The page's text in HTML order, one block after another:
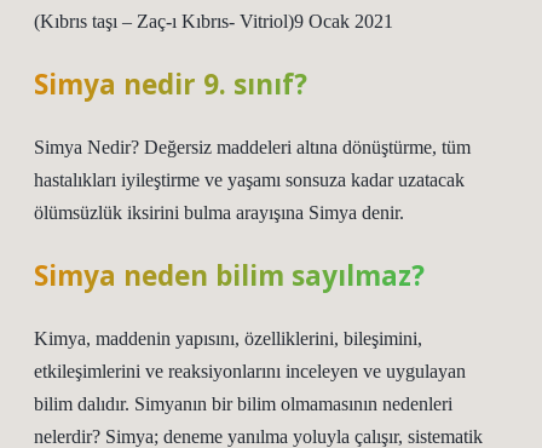
(Kıbrıs taşı – Zaç-ı Kıbrıs- Vitriol)9 Ocak 2021
Simya nedir 9. sınıf?
Simya Nedir? Değersiz maddeleri altına dönüştürme, tüm
hastalıkları iyileştirme ve yaşamı sonsuza kadar uzatacak
ölümsüzlük iksirini bulma arayışına Simya denir.
Simya neden bilim sayılmaz?
Kimya, maddenin yapısını, özelliklerini, bileşimini,
etkileşimlerini ve reaksiyonlarını inceleyen ve uygulayan
bilim dalıdır. Simyanın bir bilim olmamasının nedenleri
nelerdir? Simya; deneme yanılma yoluyla çalışır, sistematik